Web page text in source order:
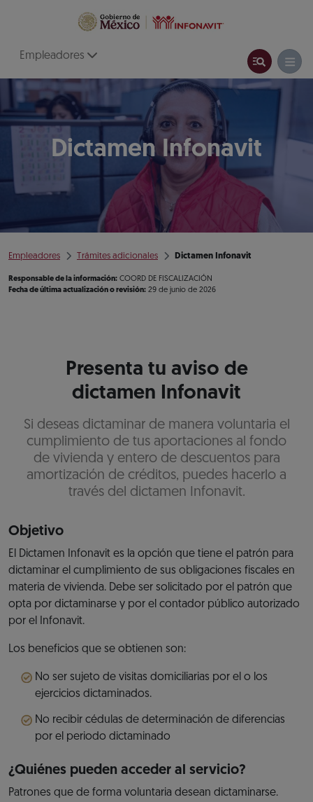
Empleadores
Dictamen Infonavit
Empleadores Trámites adicionales Dictamen Infonavit
Responsable de la información: COORD DE FISCALIZACIÓN
Fecha de última actualización o revisión: 29 de junio de 2026
Presenta tu aviso de
dictamen Infonavit
Si deseas dictaminar de manera voluntaria el
cumplimiento de tus aportaciones al fondo
de vivienda y entero de descuentos para
amortización de créditos, puedes hacerlo a
través del dictamen Infonavit.
Objetivo
El Dictamen Infonavit es la opción que tiene el patrón para
dictaminar el cumplimiento de sus obligaciones fiscales en
materia de vivienda. Debe ser solicitado por el patrón que
opta por dictaminarse y por el contador público autorizado
por el Infonavit.
Los beneficios que se obtienen son:
No ser sujeto de visitas domiciliarias por el o los
ejercicios dictaminados.
No recibir cédulas de determinación de diferencias
por el periodo dictaminado
¿Quiénes pueden acceder al servicio?
Patrones que de forma voluntaria desean dictaminarse.